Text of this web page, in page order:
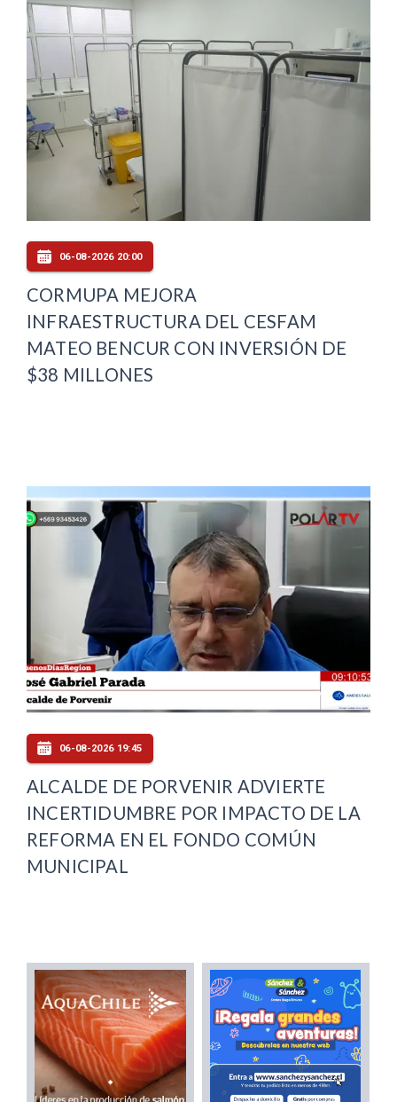
06-08-2026 20:00
CORMUPA MEJORA
INFRAESTRUCTURA DEL CESFAM
MATEO BENCUR CON INVERSIÓN DE
$38 MILLONES
06-08-2026 19:45
ALCALDE DE PORVENIR ADVIERTE
INCERTIDUMBRE POR IMPACTO DE LA
REFORMA EN EL FONDO COMÚN
MUNICIPAL